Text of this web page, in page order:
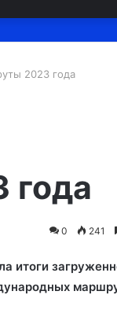
2023 года
года
0 241
итоги